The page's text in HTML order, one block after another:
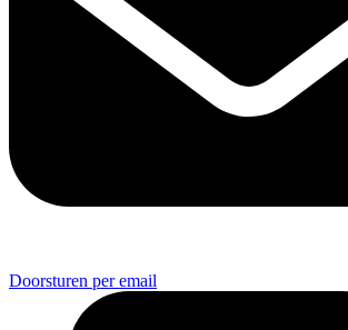
Doorsturen per email